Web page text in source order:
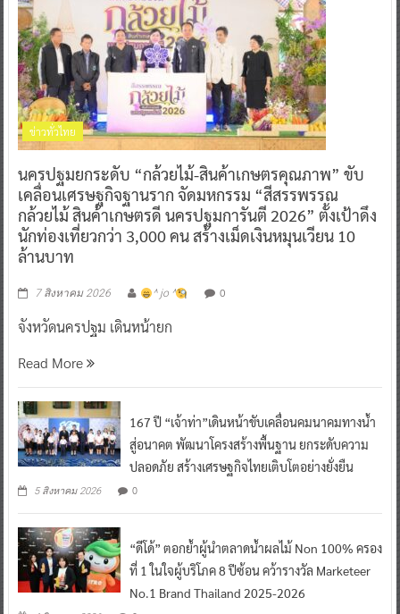
ข่าวทั่วไทย
นครปฐมยกระดับ “กล้วยไม้-สินค้าเกษตรคุณภาพ” ขับ
เคลื่อนเศรษฐกิจฐานราก จัดมหกรรม “สีสรรพรรณ
กล้วยไม้ สินค้าเกษตรดี นครปฐมการันตี 2026” ตั้งเป้าดึง
นักท่องเที่ยวกว่า 3,000 คน สร้างเม็ดเงินหมุนเวียน 10
ล้านบาท
7 สิงหาคม 2026 ^ jo ^ 0
จังหวัดนครปฐม เดินหน้ายก
Read More
167 ปี “เจ้าท่า”เดินหน้าขับเคลื่อนคมนาคมทางน้ำ
สู่อนาคต พัฒนาโครงสร้างพื้นฐาน ยกระดับความ
ปลอดภัย สร้างเศรษฐกิจไทยเติบโตอย่างยั่งยืน
5 สิงหาคม 2026 0
“ดีโด้” ตอกย้ำผู้นำตลาดน้ำผลไม้ Non 100% ครอง
ที่ 1 ในใจผู้บริโภค 8 ปีซ้อน คว้ารางวัล Marketeer
No.1 Brand Thailand 2025-2026